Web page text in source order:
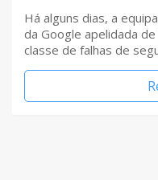
Há alguns dias, a
da Google apelidada
classe de falhas de